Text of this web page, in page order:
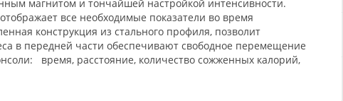
магнитом и тончайшей настройкой интенсивности.
все необходимые показатели во время
конструкция из стального профиля, позволит
в передней части обеспечивают свободное перемещение
время, расстояние, количество сожженных калорий,